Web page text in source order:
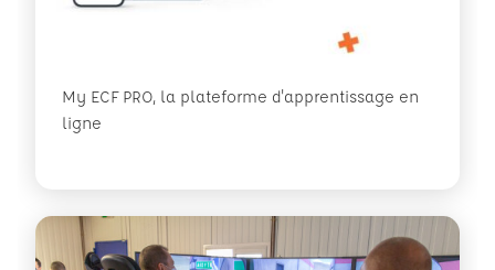
My ECF PRO, la plateforme d'apprentissage en
ligne